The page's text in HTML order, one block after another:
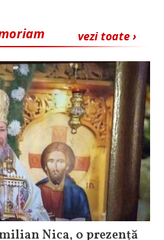
vezi toate ›
Nica, o prezență